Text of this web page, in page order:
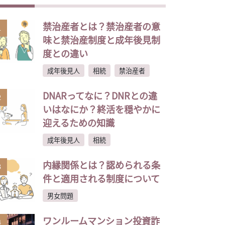
禁治産者とは？禁治産者の意
味と禁治産制度と成年後見制
度との違い
成年後見人 相続 禁治産者
DNARってなに？DNRとの違
いはなにか？終活を穏やかに
迎えるための知識
成年後見人 相続
内縁関係とは？認められる条
件と適用される制度について
男女問題
ワンルームマンション投資詐